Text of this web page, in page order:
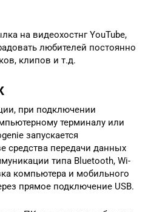
на видеохостнг YouTube,
любителей постоянно
клипов и т.д.
при подключении
терминалу или
запускается
средства передачи данных
типа Bluetooth, Wi-
компьютера и мобильного
прямое подключение USB.